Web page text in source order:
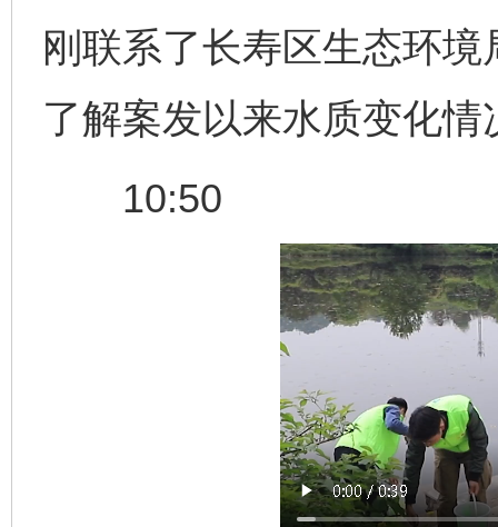
刚联系了长寿区生态环
了解案发以来水质变化情
10:50